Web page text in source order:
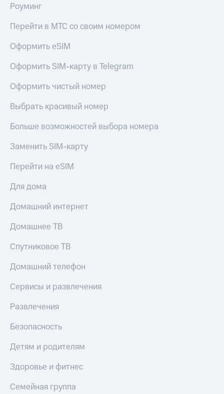
Роуминг
Перейти в МТС со своим номером
Оформить eSIM
Оформить SIM-карту в Telegram
Оформить чистый номер
Выбрать красивый номер
Больше возможностей выбора номера
Заменить SIM-карту
Перейти на eSIM
Для дома
Домашний интернет
Домашнее ТВ
Спутниковое ТВ
Домашний телефон
Сервисы и развлечения
Развлечения
Безопасность
Детям и родителям
Здоровье и фитнес
Семейная группа